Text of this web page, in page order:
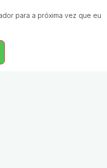
para a próxima vez que eu